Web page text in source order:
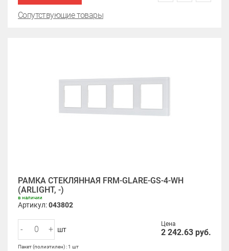
Сопутствующие товары
РАМКА СТЕКЛЯННАЯ FRM-GLARE-GS-4-WH
(ARLIGHT, -)
в наличии
Артикул:043802
Цена
2 242.63 руб.
- + шт
Пакет (полиэтилен) : 1 шт